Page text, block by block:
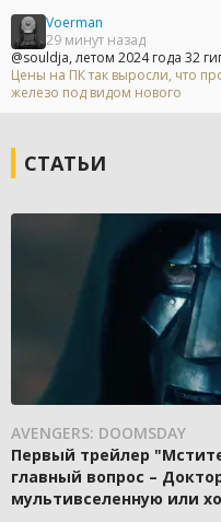
Voerman
29 минут назад
@souldja, летом 2024 года 32
Цены на ПК так выросли, что
железо под видом нового
СТАТЬИ
AVENGERS: DOOMSDAY
Первый трейлер
главный вопрос –
мультивселенную или